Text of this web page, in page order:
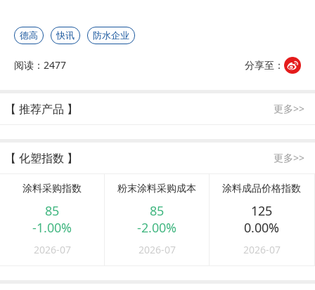
德高 快讯 防水企业
阅读：2477 分享至：
【 推荐产品 】 更多>>
【 化塑指数 】 更多>>
涂料采购指数
85
-1.00%
2026-07
粉末涂料采购成本
85
-2.00%
2026-07
涂料成品价格指数
125
0.00%
2026-07